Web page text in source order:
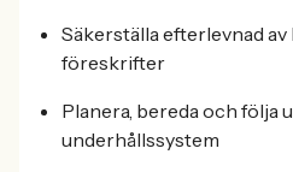
Säkerställa efterlevnad av
föreskrifter
Planera, bereda och följa
underhållssystem